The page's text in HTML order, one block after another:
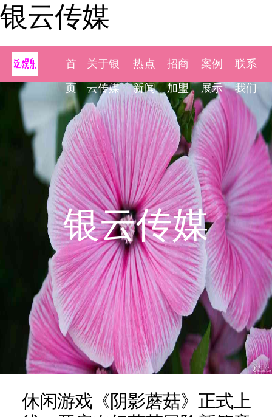
银云传媒
首
页
关于银
云传媒
热点
新闻
招商
加盟
案例
展示
联系
我们
银云传媒
休闲游戏《阴影蘑菇》正式上